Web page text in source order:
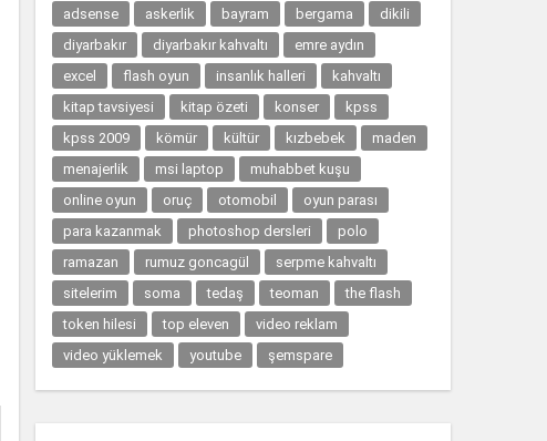
adsense askerlik bayram bergama
dikili
diyarbakır
diyarbakır kahvaltı
emre aydın
excel
flash oyun insanlık halleri
kahvaltı
kitap tavsiyesi
kitap özeti konser
kpss
kpss 2009
kömür kültür kızbebek
maden
menajerlik
msi laptop
muhabbet kuşu
online oyun
oruç otomobil
oyun parası
para kazanmak
photoshop dersleri
polo
ramazan
rumuz goncagül
serpme kahvaltı
sitelerim
soma tedaş teoman
the flash
token hilesi
top eleven
video reklam
video yüklemek
youtube şemspare